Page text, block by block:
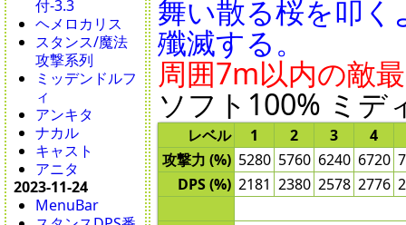
付-3.3
ヘメロカリス
スタンス/魔法
攻撃系列
ミッデンドルフ
ィ
アンキタ
ナカル
キャスト
アニタ
2023-11-24
MenuBar
舞い散る桜を叩
殲滅する。
周囲7m以内の敵
ソフト100% ミデ
レベル 1 2 3
4
攻撃力 (%) 5280 5760 6240 6720
DPS (%) 2181 2380 2578 2776